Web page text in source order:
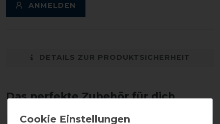
ANMELDEN
DETAILS ZUR PRODUKTSICHERHEIT
Das perfekte Zubehör für dich